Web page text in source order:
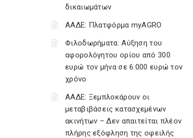
δικαιωμάτων
ΑΑΔΕ: Πλατφόρμα myAGRO
Φιλοδωρήματα: Αύξηση του
αφορολόγητου ορίου από 300
ευρώ τον μήνα σε 6.000 ευρώ τον
χρόνο
ΑΑΔΕ: Ξεμπλοκάρουν οι
μεταβιβάσεις κατασχεμένων
ακινήτων – Δεν απαιτείται πλέον
πλήρης εξόφληση της οφειλής